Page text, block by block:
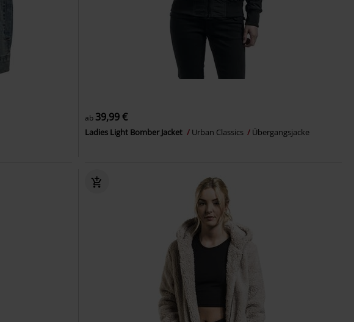
ab 39,99 €
Ladies Light Bomber Jacket Urban Classics Übergangsjacke